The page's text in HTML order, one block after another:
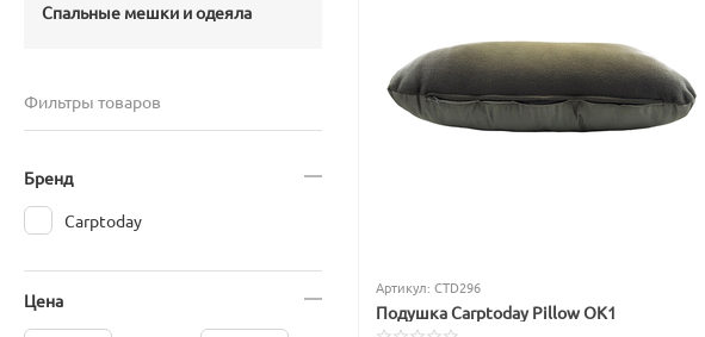
Артикул: CTD296
Подушка Carptoday Pillow OK1
Спальные мешки и одеяла
Фильтры товаров
Бренд
Carptoday
Цена